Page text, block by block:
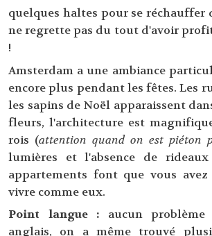
quelques haltes pour se réchauffer
ne regrette pas du tout d'avoir
!
Amsterdam a une ambiance
encore plus pendant les fêtes. Les
les sapins de Noël apparaissent
fleurs, l'architecture est
rois (attention quand on est piéton
lumières et l'absence de
appartements font que vous
vivre comme eux.
Point langue : aucun
anglais, on a même trouvé